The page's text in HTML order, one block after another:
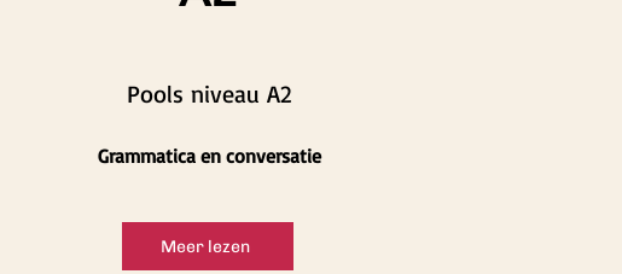
Pools niveau A2
Grammatica en conversatie
Meer lezen